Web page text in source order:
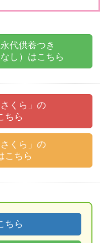
永代供養つき
し）はこちら
くら」の
ちら
くら」の
こちら
ちら